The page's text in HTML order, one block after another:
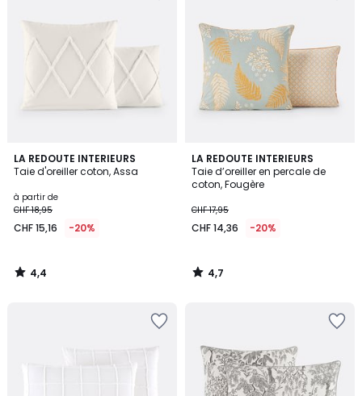
LA REDOUTE INTERIEURS
Taie d'oreiller coton, Assa
à partir de
CHF 18,95
CHF 15,16 -20%
4,4
/ 5
4,4
/
LA REDOUTE INTERIEURS
Taie d’oreiller en percale de
coton, Fougère
CHF 17,95
CHF 14,36 -20%
4,7
/ 5
4,7
/